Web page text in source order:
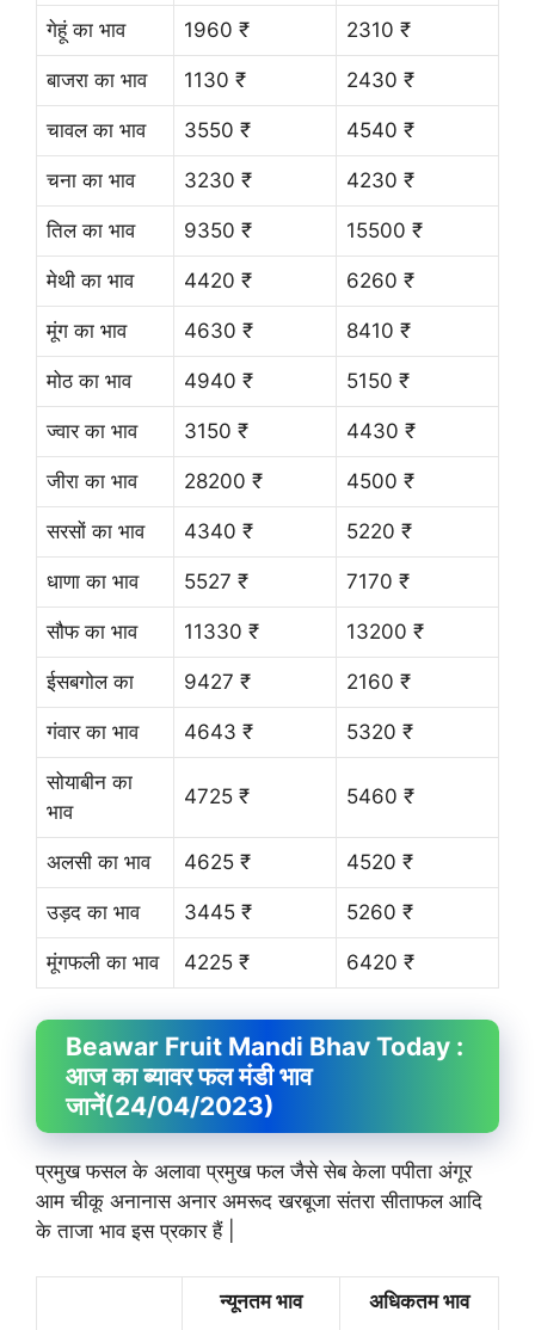
गेहूं का भाव 1960 ₹ 2310 ₹
बाजरा का भाव 1130 ₹ 2430 ₹
चावल का भाव 3550 ₹ 4540 ₹
चना का भाव 3230 ₹ 4230 ₹
तिल का भाव 9350 ₹ 15500 ₹
मेथी का भाव 4420 ₹ 6260 ₹
मूंग का भाव 4630 ₹ 8410 ₹
मोठ का भाव 4940 ₹ 5150 ₹
ज्वार का भाव 3150 ₹ 4430 ₹
जीरा का भाव 28200 ₹ 4500 ₹
सरसों का भाव 4340 ₹ 5220 ₹
धाणा का भाव 5527 ₹ 7170 ₹
सौफ का भाव 11330 ₹ 13200 ₹
ईसबगोल का 9427 ₹ 2160 ₹
गंवार का भाव 4643 ₹ 5320 ₹
सोयाबीन का
भाव
4725 ₹ 5460 ₹
अलसी का भाव 4625 ₹ 4520 ₹
उड़द का भाव 3445 ₹ 5260 ₹
मूंगफली का भाव 4225 ₹ 6420 ₹
Beawar Fruit Mandi Bhav Today :
आज का ब्यावर फल मंडी भाव
जानें(24/04/2023)
प्रमुख फसल के अलावा प्रमुख फल जैसे सेब केला पपीता अंगूर
आम चीकू अनानास अनार अमरूद खरबूजा संतरा सीताफल आदि
के ताजा भाव इस प्रकार हैं |
न्यूनतम भाव अधिकतम भाव